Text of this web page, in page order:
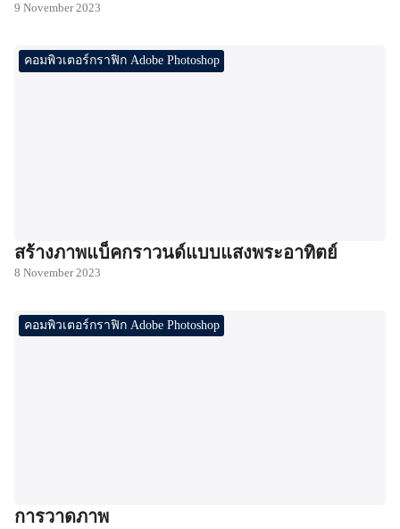
9 November 2023
คอมพิวเตอร์กราฟิก Adobe Photoshop
สร้างภาพแบ็คกราวนด์แบบแสงพระอาทิตย์
8 November 2023
คอมพิวเตอร์กราฟิก Adobe Photoshop
การวาดภาพ